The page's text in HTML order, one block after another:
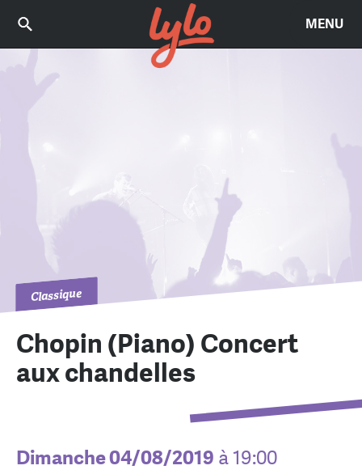
MENU
Classique
Chopin (Piano) Concert
aux chandelles
Dimanche 04/08/2019 à 19:00